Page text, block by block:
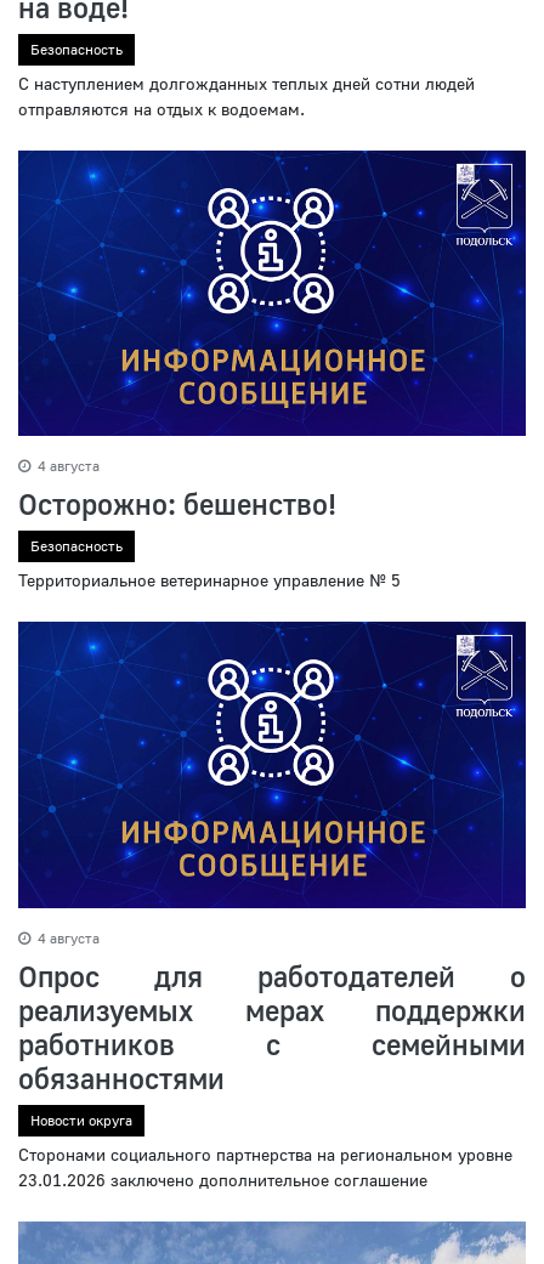
на воде!
Безопасность
С наступлением долгожданных теплых дней сотни людей
отправляются на отдых к водоемам.
4 августа
Осторожно: бешенство!
Безопасность
Территориальное ветеринарное управление № 5
4 августа
Опрос для работодателей о
реализуемых мерах поддержки
работников с семейными
обязанностями
Новости округа
Сторонами социального партнерства на региональном уровне
23.01.2026 заключено дополнительное соглашение